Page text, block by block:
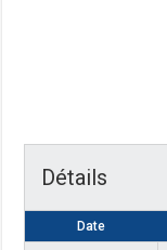
Détails
Date